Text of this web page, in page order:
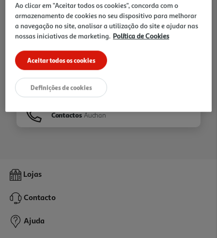
Ir para Homepage
Folhetos
Contactos Auchan
Lojas
Contacto
Ajuda
Ao clicar em "Aceitar todos os cookies", concorda com o
armazenamento de cookies no seu dispositivo para melhorar
a navegação no site, analisar a utilização do site e ajudar nas
nossas iniciativas de marketing. Política de Cookies
Aceitar todos os cookies
Definições de cookies